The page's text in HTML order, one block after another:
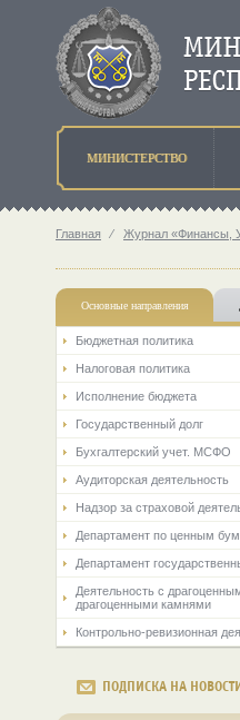
МИНИСТЕРСТВО
Главная ⁄ Журнал «Финансы,
Основные направления
Бюджетная политика
Налоговая политика
Исполнение бюджета
Государственный долг
Бухгалтерский учет. МСФО
Аудиторская деятельность
Надзор за страховой
Департамент по ценным
Департамент
Деятельность с
драгоценными камнями
Контрольно-ревизионная
ПОДПИСКА НА НОВОСТИ